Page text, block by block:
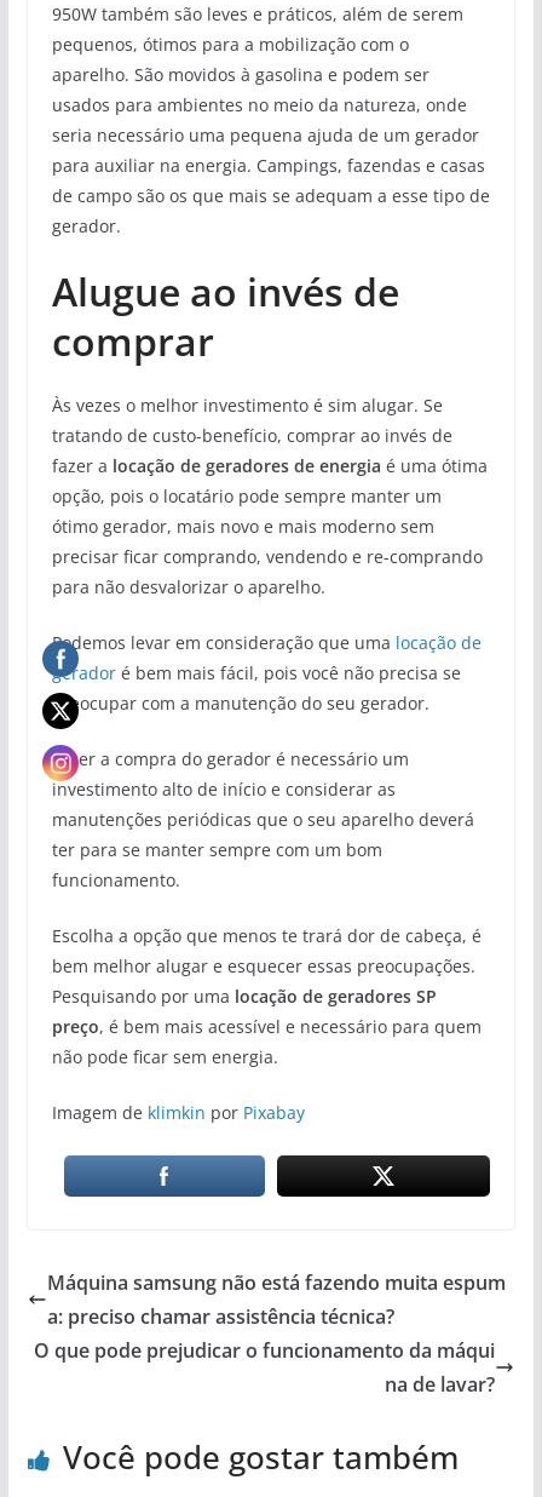
950W também são leves e práticos, além de serem
pequenos, ótimos para a mobilização com o
aparelho. São movidos à gasolina e podem ser
usados para ambientes no meio da natureza, onde
seria necessário uma pequena ajuda de um gerador
para auxiliar na energia. Campings, fazendas e casas
de campo são os que mais se adequam a esse tipo de
gerador.
Alugue ao invés de
comprar
Às vezes o melhor investimento é sim alugar. Se
tratando de custo-benefício, comprar ao invés de
fazer a locação de geradores de energia é uma ótima
opção, pois o locatário pode sempre manter um
ótimo gerador, mais novo e mais moderno sem
precisar ficar comprando, vendendo e re-comprando
para não desvalorizar o aparelho.
Podemos levar em consideração que uma locação de
geradoré bem mais fácil, pois você não precisa se
preocupar com a manutenção do seu gerador.
Fazer a compra do gerador é necessário um
investimento alto de início e considerar as
manutenções periódicas que o seu aparelho deverá
ter para se manter sempre com um bom
funcionamento.
Escolha a opção que menos te trará dor de cabeça, é
bem melhor alugar e esquecer essas preocupações.
Pesquisando por uma locação de geradores SP
preço, é bem mais acessível e necessário para quem
não pode ficar sem energia.
Imagem de klimkin por Pixabay
Máquina samsung não está fazendo muita espum
a: preciso chamar assistência técnica?
O que pode prejudicar o funcionamento da máqui
na de lavar?
Você pode gostar também